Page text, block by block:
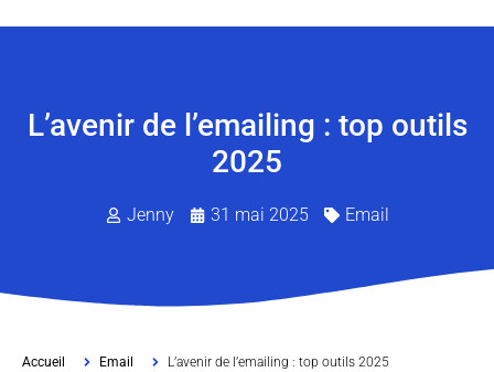
L’avenir de l’emailing : top outils
2025
Jenny 31 mai 2025 Email
Accueil Email L’avenir de l’emailing : top outils 2025